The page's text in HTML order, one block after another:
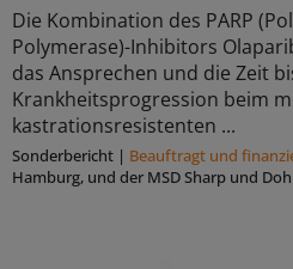
Die Kombination des PARP
Polymerase)-Inhibitors
das Ansprechen und die Zeit
Krankheitsprogression beim
kastrationsresistenten ...
Sonderbericht | Beauftragt und
Hamburg, und der MSD Sharp und